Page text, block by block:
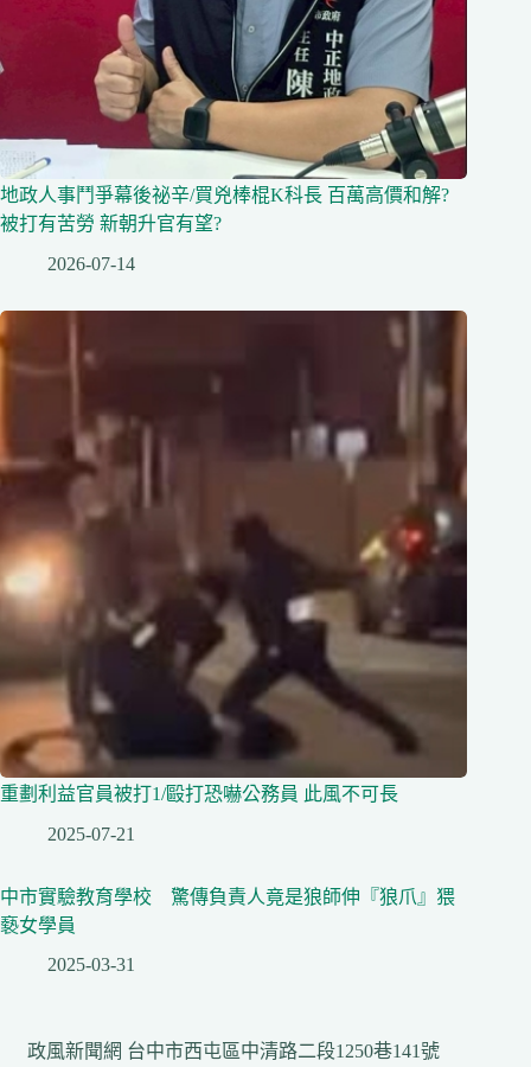
地政人事鬥爭幕後祕辛/買兇棒棍K科長 百萬高價和解?
被打有苦勞 新朝升官有望?
2026-07-14
重劃利益官員被打1/毆打恐嚇公務員 此風不可長
2025-07-21
中市實驗教育學校 驚傳負責人竟是狼師伸『狼爪』猥
褻女學員
2025-03-31
政風新聞網 台中市西屯區中清路二段1250巷141號